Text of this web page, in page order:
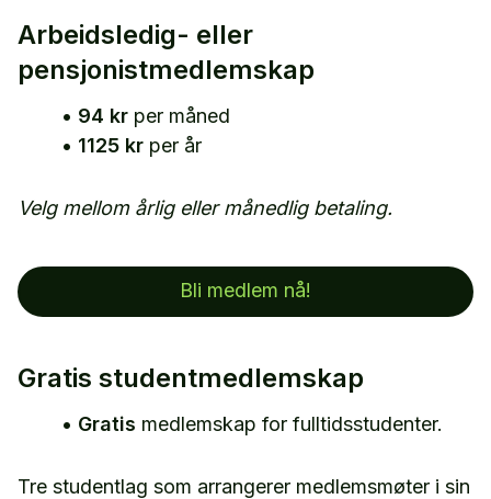
Arbeidsledig- eller
pensjonistmedlemskap
• 94 kr per måned
• 1125 kr per år
Velg mellom årlig eller månedlig betaling.
Bli medlem nå!
Gratis studentmedlemskap
• Gratis medlemskap for fulltidsstudenter.
Tre studentlag som arrangerer medlemsmøter i sin